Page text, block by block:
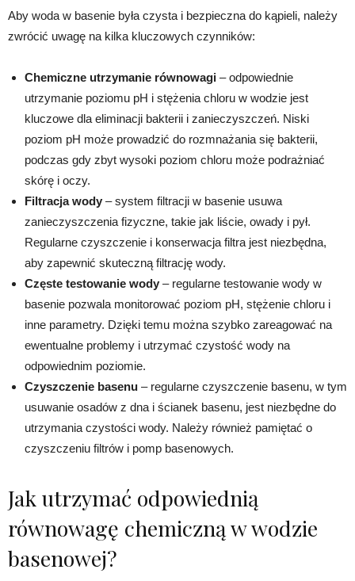
Aby woda w basenie była czysta i bezpieczna do kąpieli, należy
zwrócić uwagę na kilka kluczowych czynników:
Chemiczne utrzymanie równowagi – odpowiednie
utrzymanie poziomu pH i stężenia chloru w wodzie jest
kluczowe dla eliminacji bakterii i zanieczyszczeń. Niski
poziom pH może prowadzić do rozmnażania się bakterii,
podczas gdy zbyt wysoki poziom chloru może podrażniać
skórę i oczy.
Filtracja wody – system filtracji w basenie usuwa
zanieczyszczenia fizyczne, takie jak liście, owady i pył.
Regularne czyszczenie i konserwacja filtra jest niezbędna,
aby zapewnić skuteczną filtrację wody.
Częste testowanie wody – regularne testowanie wody w
basenie pozwala monitorować poziom pH, stężenie chloru i
inne parametry. Dzięki temu można szybko zareagować na
ewentualne problemy i utrzymać czystość wody na
odpowiednim poziomie.
Czyszczenie basenu – regularne czyszczenie basenu, w tym
usuwanie osadów z dna i ścianek basenu, jest niezbędne do
utrzymania czystości wody. Należy również pamiętać o
czyszczeniu filtrów i pomp basenowych.
Jak utrzymać odpowiednią
równowagę chemiczną w wodzie
basenowej?